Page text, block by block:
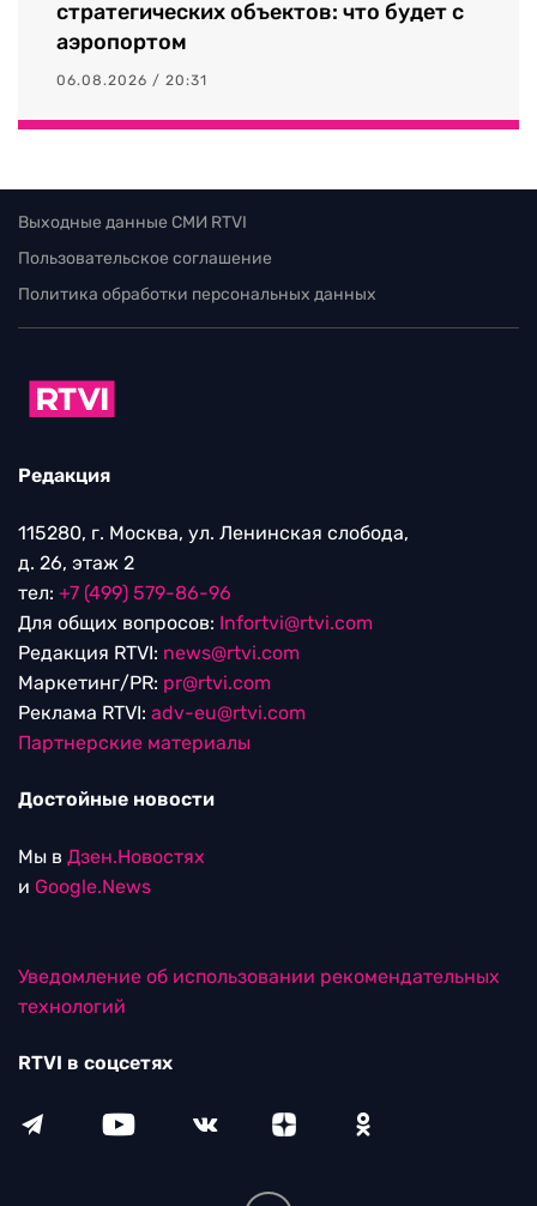
стратегических объектов: что будет с
аэропортом
06.08.2026 / 20:31
Выходные данные СМИ RTVI
Пользовательское соглашение
Политика обработки персональных данных
Редакция
115280, г. Москва, ул. Ленинская слобода,
д. 26, этаж 2
тел: +7 (499) 579-86-96
Для общих вопросов: Infortvi@rtvi.com
Редакция RTVI: news@rtvi.com
Маркетинг/PR: pr@rtvi.com
Реклама RTVI: adv-eu@rtvi.com
Партнерские материалы
Достойные новости
Мы в Дзен.Новостях
и Google.News
Уведомление об использовании рекомендательных
технологий
RTVI в соцсетях